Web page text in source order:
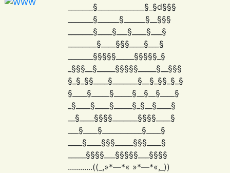
_______§_____________§_§d§§§
_______§______§______§__§§§
_______§____§___§____§___§
________§____§§§____§___§
_______§§§§§_____§§§§§_§
_§§§__§_____§§§§§_____§__§§§
§_§_§§____§_______§__§_§§_§_§
§____§_____§_____§__§__§____§
_§____§____§_____§_§__§____§
__§____§§§§_______§§§§____§
___§____§___________§____§
____§____§§§_____§§§____§
_____§§§§___§§§§§___§§§§
............((_,»*—*« »*—*«,_))